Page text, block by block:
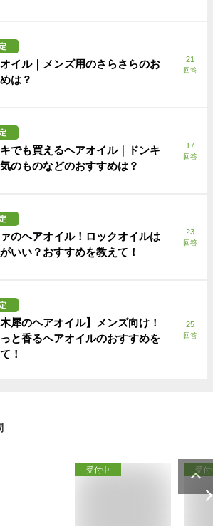
イル｜メンズ用のさらさらのお
は？
21
回答
キでも買えるヘアオイル｜ドンキ
のものなどのおすすめは？
17
回答
のヘアオイル！ロックオイルは
いい？おすすめを教えて！
23
回答
木犀のヘアオイル】メンズ向け！
と香るヘアオイルのおすすめを
！
25
回答
受付中 受付